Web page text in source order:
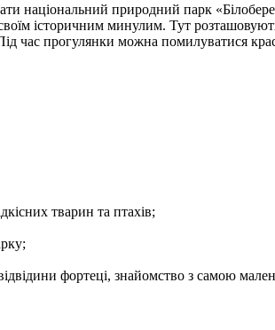
національний природний парк
історичним минулим. Тут
час прогулянки можна помилуватися
тварин та птахів;
фортеці, знайомство з самою